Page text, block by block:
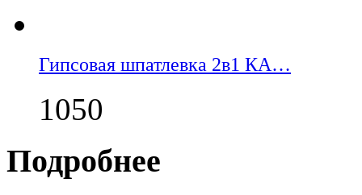
Гипсовая шпатлевка 2в1 КА…
1050
Подробнее